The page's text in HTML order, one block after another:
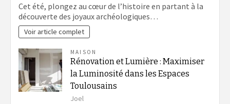
Cet été, plongez au cœur de l’histoire en partant à la
découverte des joyaux archéologiques…
Voir article complet
MAISON
Rénovation et Lumière : Maximiser
la Luminosité dans les Espaces
Toulousains
Joel